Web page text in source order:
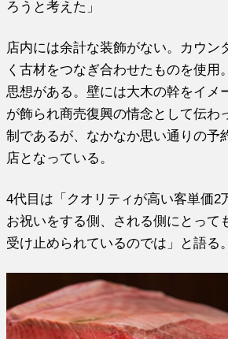
ろうと考えた」
店内には余計な装飾がない。カウン
く古材をつなぎ合わせたものを使用
思想がある。壁には大木の幹をイメ
が飾られ商売復興の情念として伝わ
制であるが、なかなか思い通りの予
店となっている。
4代目は「クオリティが高い客単価2
お祝いをする側、される側にとって
受け止められているのでは」と語る。